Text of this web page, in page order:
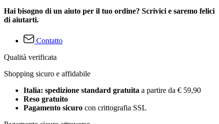
Hai bisogno di un aiuto per il tuo ordine? Scrivici e saremo felici
di aiutarti.
Contatto
Qualità verificata
Shopping sicuro e affidabile
Italia: spedizione standard gratuita a partire da € 59,90
Reso gratuito
Pagamento sicuro con crittografia SSL